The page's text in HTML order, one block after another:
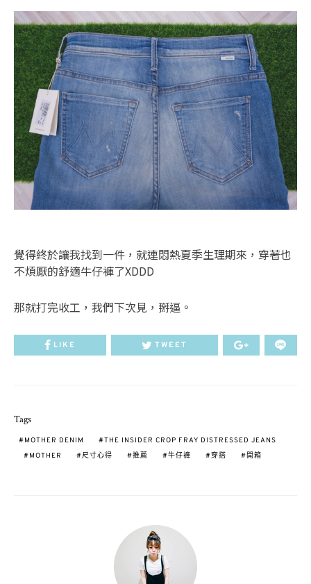
覺得終於讓我找到一件，就連悶熱夏季生理期來，穿著也
不煩厭的舒適牛仔褲了XDDD
那就打完收工，我們下次見，掰逼。
LIKE TWEET
Tags
MOTHER DENIM
THE INSIDER CROP FRAY DISTRESSED JEANS
MOTHER
尺寸心得 推薦 牛仔褲 穿搭 開箱